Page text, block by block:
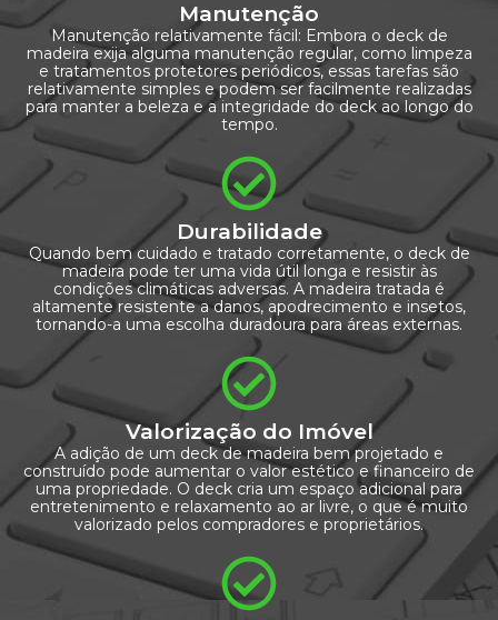
Manutenção
Manutenção relativamente fácil: Embora o deck de
madeira exija alguma manutenção regular, como limpeza
e tratamentos protetores periódicos, essas tarefas são
relativamente simples e podem ser facilmente realizadas
para manter a beleza e a integridade do deck ao longo do
tempo.
Durabilidade
Quando bem cuidado e tratado corretamente, o deck de
madeira pode ter uma vida útil longa e resistir às
condições climáticas adversas. A madeira tratada é
altamente resistente a danos, apodrecimento e insetos,
tornando-a uma escolha duradoura para áreas externas.
Valorização do Imóvel
A adição de um deck de madeira bem projetado e
construído pode aumentar o valor estético e financeiro de
uma propriedade. O deck cria um espaço adicional para
entretenimento e relaxamento ao ar livre, o que é muito
valorizado pelos compradores e proprietários.